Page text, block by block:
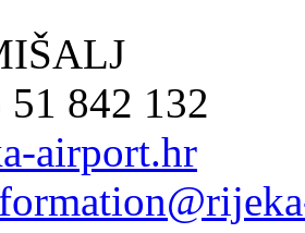
842 132
airport.hr